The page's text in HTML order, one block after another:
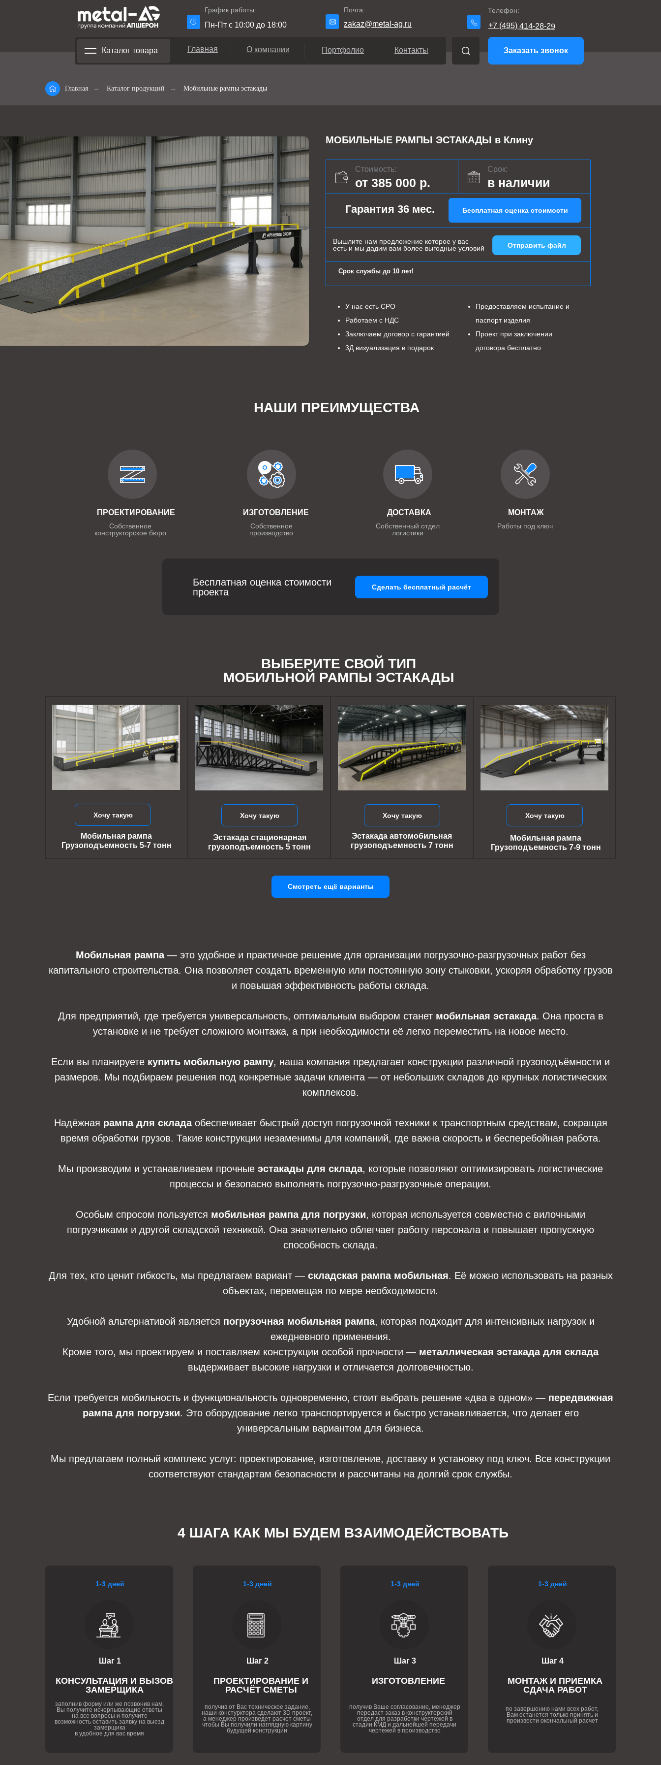
Телефон:
+7 (495) 414-28-29
Почта:
zakaz@metal-ag.ru
График работы:
Пн-Пт с 10:00 до 18:00
Каталог товара Контакты
Портфолио
О компании
Главная Заказать звонок
Главная → Каталог продукций → Мобильные рампы эстакады
МОБИЛЬНЫЕ РАМПЫ ЭСТАКАДЫ в Клину
Срок:
в наличии
Стоимость:
от 385 000 р.
Гарантия 36 мес. Бесплатная оценка стоимости
Вышлите нам предложение которое у вас
есть и мы дадим вам более выгодные условий
Срок службы до 10 лет!
Предоставляем испытание и
паспорт изделия
Проект при заключении
договора бесплатно
У нас есть СРО
Работаем с НДС
Заключаем договор с гарантией
3Д визуализация в подарок
Отправить файл
НАШИ ПРЕИМУЩЕСТВА
ПРОЕКТИРОВАНИЕ
Собственное
конструкторское бюро
ИЗГОТОВЛЕНИЕ
Собственное
производство
ДОСТАВКА
Собственный отдел
логистики
МОНТАЖ
Работы под ключ
Бесплатная оценка стоимости
проекта
Сделать бесплатный расчёт
ВЫБЕРИТЕ СВОЙ ТИП
МОБИЛЬНОЙ РАМПЫ ЭСТАКАДЫ
Хочу такую
Мобильная рампа
Грузоподъемность 7-9 тонн
Хочу такую
Эстакада автомобильная
грузоподъемность 7 тонн
Хочу такую
Эстакада стационарная
грузоподъемность 5 тонн
Хочу такую
Мобильная рампа
Грузоподъемность 5-7 тонн
Смотреть ещё варианты
Мобильная рампа— это удобное и практичное решение для организации погрузочно-разгрузочных работ без
капитального строительства. Она позволяет создать временную или постоянную зону стыковки, ускоряя обработку грузов
и повышая эффективность работы склада.
Для предприятий, где требуется универсальность, оптимальным выбором станет мобильная эстакада. Она проста в
установке и не требует сложного монтажа, а при необходимости её легко переместить на новое место.
Если вы планируете купить мобильную рампу, наша компания предлагает конструкции различной грузоподъёмности и
размеров. Мы подбираем решения под конкретные задачи клиента — от небольших складов до крупных логистических
комплексов.
Надёжная рампа для складаобеспечивает быстрый доступ погрузочной техники к транспортным средствам, сокращая
время обработки грузов. Такие конструкции незаменимы для компаний, где важна скорость и бесперебойная работа.
Мы производим и устанавливаем прочные эстакады для склада, которые позволяют оптимизировать логистические
процессы и безопасно выполнять погрузочно-разгрузочные операции.
Особым спросом пользуется мобильная рампа для погрузки, которая используется совместно с вилочными
погрузчиками и другой складской техникой. Она значительно облегчает работу персонала и повышает пропускную
способность склада.
Для тех, кто ценит гибкость, мы предлагаем вариант — складская рампа мобильная. Её можно использовать на разных
объектах, перемещая по мере необходимости.
Удобной альтернативой является погрузочная мобильная рампа, которая подходит для интенсивных нагрузок и
ежедневного применения.
Кроме того, мы проектируем и поставляем конструкции особой прочности — металлическая эстакада для склада
выдерживает высокие нагрузки и отличается долговечностью.
Если требуется мобильность и функциональность одновременно, стоит выбрать решение «два в одном» — передвижная
рампа для погрузки. Это оборудование легко транспортируется и быстро устанавливается, что делает его
универсальным вариантом для бизнеса.
Мы предлагаем полный комплекс услуг: проектирование, изготовление, доставку и установку под ключ. Все конструкции
соответствуют стандартам безопасности и рассчитаны на долгий срок службы.
4 ШАГА КАК МЫ БУДЕМ ВЗАИМОДЕЙСТВОВАТЬ
1-3 дней
Шаг 4
МОНТАЖ И ПРИЕМКА
СДАЧА РАБОТ
по завершению нами всех работ,
Вам останется только принять и
произвести окончальный расчет
1-3 дней
Шаг 3
ИЗГОТОВЛЕНИЕ
получив Ваше согласование, менеджер
передаст заказ в конструкторский
отдел для разработки чертежей в
стадии КМД и дальнейшей передачи
чертежей в производство
1-3 дней
Шаг 2
ПРОЕКТИРОВАНИЕ И
РАСЧЁТ СМЕТЫ
получив от Вас техническое задание,
наши констурктора сделают 3D проект,
а менеджер произведет расчет сметы
чтобы Вы получили наглядную картину
будущей конструкции
1-3 дней
Шаг 1
КОНСУЛЬТАЦИЯ И ВЫЗОВ
ЗАМЕРЩИКА
заполнив форму или же позвонив нам,
Вы получите исчерпывающие ответы
на все вопросы и получите
возможность оставить заявку на выезд
замерщика
в удобное для вас время